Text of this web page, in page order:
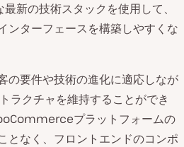
新の技術スタックを使用して、
ンターフェースを構築しやすくな
の要件や技術の進化に適応しなが
ラクチャを維持することができ
プラットフォームの
となく、フロントエンドのコンポ